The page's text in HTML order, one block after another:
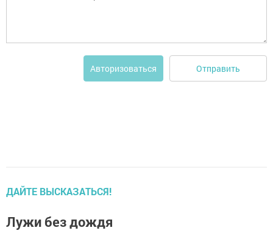
Авторизоваться Отправить
ДАЙТЕ ВЫСКАЗАТЬСЯ!
Лужи без дождя